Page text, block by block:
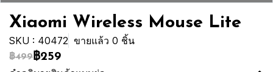
Xiaomi Wireless Mouse Lite
SKU : 40472 ขายแล้ว 0 ชิ้น
฿499฿259